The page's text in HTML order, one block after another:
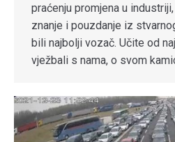
praćenju promjena u
znanje i pouzdanje iz
bili najbolji vozač. Učite od
vježbali s nama, o svom